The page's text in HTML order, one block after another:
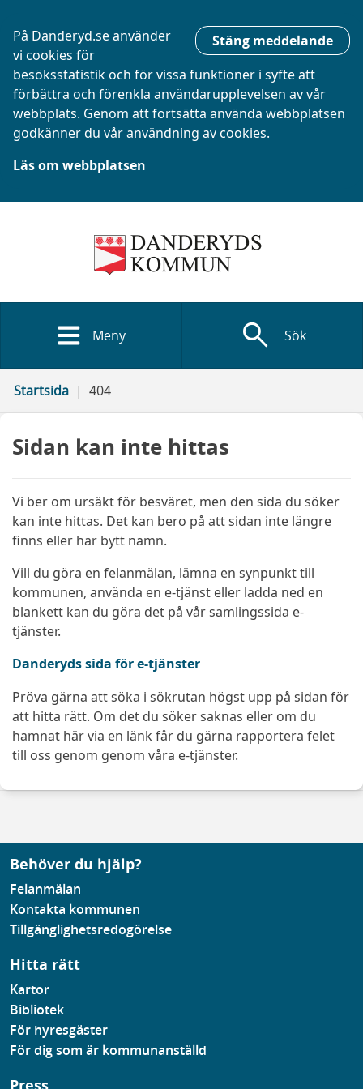
Stäng meddelande
På Danderyd.se använder
vi cookies för
besöksstatistik och för vissa funktioner i syfte att
förbättra och förenkla användarupplevelsen av vår
webbplats. Genom att fortsätta använda webbplatsen
godkänner du vår användning av cookies.
Läs om webbplatsen
Meny search Sök
Startsida 404
Sidan kan inte hittas
Vi ber om ursäkt för besväret, men den sida du söker
kan inte hittas. Det kan bero på att sidan inte längre
finns eller har bytt namn.
Vill du göra en felanmälan, lämna en synpunkt till
kommunen, använda en e-tjänst eller ladda ned en
blankett kan du göra det på vår samlingssida e-
tjänster.
Danderyds sida för e-tjänster
Pröva gärna att söka i sökrutan högst upp på sidan för
att hitta rätt. Om det du söker saknas eller om du
hamnat här via en länk får du gärna rapportera felet
till oss genom genom våra e-tjänster.
Behöver du hjälp?
Felanmälan
Kontakta kommunen
Tillgänglighetsredogörelse
Hitta rätt
Kartor
Bibliotek
För hyresgäster
För dig som är kommunanställd
Press